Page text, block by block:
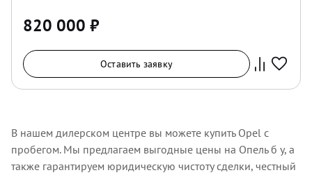
820 000 ₽
Оставить заявку
В нашем дилерском центре вы можете купить Opel с
пробегом. Мы предлагаем выгодные цены на Опель б у, а
также гарантируем юридическую чистоту сделки, честный